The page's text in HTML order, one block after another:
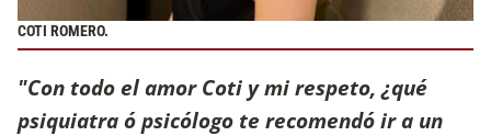
COTI ROMERO.
"Con todo el amor Coti y mi respeto, ¿qué
psiquiatra ó psicólogo te recomendó ir a un